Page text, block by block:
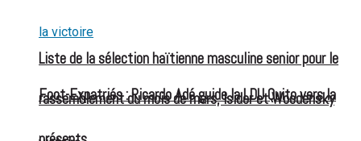
Foot-Expatriés : Ricardo Adé guide la LDU Quito vers la
Liste de la sélection haïtienne masculine senior pour le
rassemblement du mois de mars, Isidor et Woodensky